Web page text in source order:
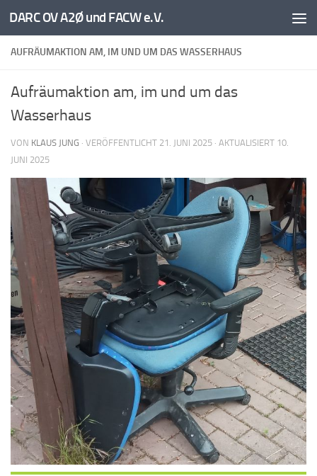
Unter dem Inhalt
DARC OV A2Ø und FACW e.V.
AUFRÄUMAKTION AM, IM UND UM DAS WASSERHAUS
Aufräumaktion am, im und um das
Wasserhaus
VON KLAUS JUNG · VERÖFFENTLICHT 21. JUNI 2025 · AKTUALISIERT 10.
JUNI 2025